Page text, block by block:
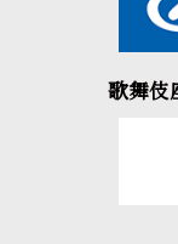
歌舞伎